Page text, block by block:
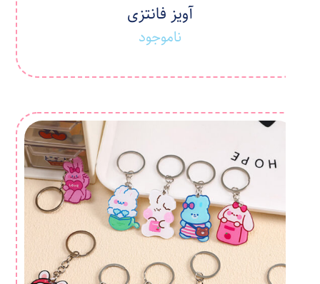
آویز فانتزی
ناموجود